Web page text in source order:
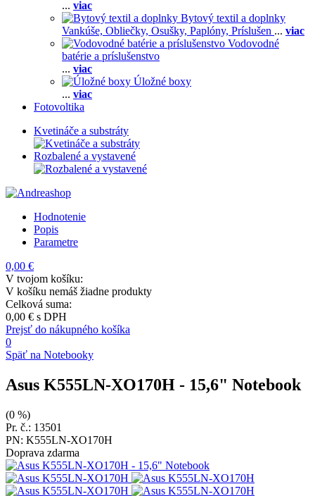
... viac
Bytový textil a doplnky
Vankúše, Obliečky, Osušky, Paplóny, Príslušen ... viac
Vodovodné
batérie a príslušenstvo
... viac
Úložné boxy
... viac
Fotovoltika
Kvetináče a substráty
Rozbalené a vystavené
Hodnotenie
Popis
Parametre
0,00 €
V tvojom košíku:
V košíku nemáš žiadne produkty
Celková suma:
0,00 € s DPH
Prejsť do nákupného košíka
0
Späť na Notebooky
Asus K555LN-XO170H - 15,6" Notebook
(0 %)
Pr. č.: 13501
PN: K555LN-XO170H
Doprava zdarma